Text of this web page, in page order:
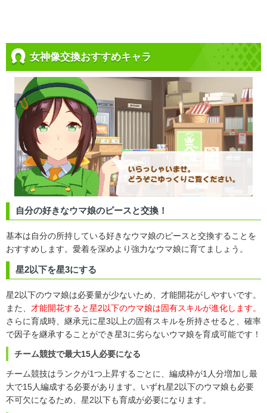
女神像交換おすすめキャラ
自分の好きなウマ娘のピースと交換！
基本は自分の所持している好きなウマ娘のピースと交換することを
おすすめします。愛着を深めより強力なウマ娘に育てましょう。
星2以下を星3にする
星2以下のウマ娘は必要量が少ないため、才能開花がしやすいです。
また、 才能開花すると星2以下のウマ娘は固有スキルが進化します。
さらに育成時、継承元に星3以上の固有スキルを所持させると、確率
で因子を継承することができ星3に劣らないウマ娘を育成可能です！
チーム競技で最大15人必要になる
チーム競技はランクが1つ上昇するごとに、編成枠が1人分増加し最
大で15人編成する必要があります。いずれ星2以下のウマ娘も必要
不可欠になるため、星2以下も育成が必要になります。